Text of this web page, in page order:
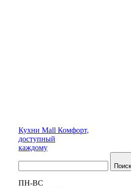
Кухни Mall Комфорт,
доступный
каждому
Поиск
ПН-ВС